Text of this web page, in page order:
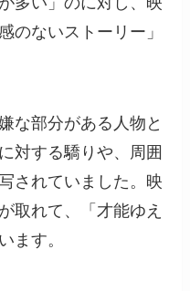
のないストーリー」
な部分がある人物と
対する驕りや、周囲
されていました。映
取れて、「才能ゆえ
ます。